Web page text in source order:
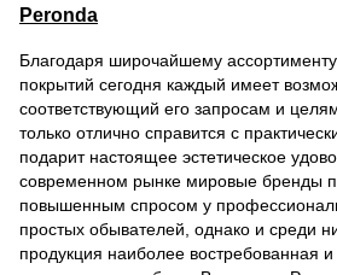
Peronda
Благодаря широчайшему
покрытий сегодня каждый имеет
соответствующий его запросам и
только отлично справится с
подарит настоящее эстетическое
современном рынке мировые бренды
повышенным спросом у
простых обывателей, однако и среди
продукция наиболее востребованная